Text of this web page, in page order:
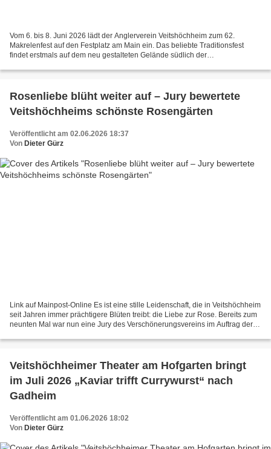
Vom 6. bis 8. Juni 2026 lädt der Anglerverein Veitshöchheim zum 62.
Makrelenfest auf den Festplatz am Main ein. Das beliebte Traditionsfest
findet erstmals auf dem neu gestalteten Gelände südlich der
Rosenliebe blüht weiter auf – Jury bewertete
Veitshöchheims schönste Rosengärten
Veröffentlicht am 02.06.2026 18:37
Von Dieter Gürz
Link auf Mainpost-Online Es ist eine stille Leidenschaft, die in Veitshöchheim
seit Jahren immer prächtigere Blüten treibt: die Liebe zur Rose. Bereits zum
neunten Mal war nun eine Jury des Verschönerungsvereins im Auftrag der
Veitshöchheimer Theater am Hofgarten bringt
im Juli 2026 „Kaviar trifft Currywurst“ nach
Gadheim
Veröffentlicht am 01.06.2026 18:02
Von Dieter Gürz